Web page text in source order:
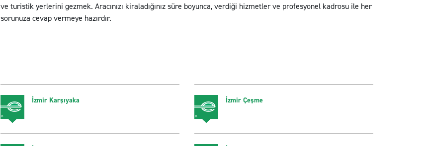
ve turistik yerlerini gezmek. Aracınızı kiraladığınız süre boyunca, verdiği hizmetler ve profesyonel kadrosu ile her
sorunuza cevap vermeye hazırdır.
İzmir Karşıyaka İzmir Çeşme